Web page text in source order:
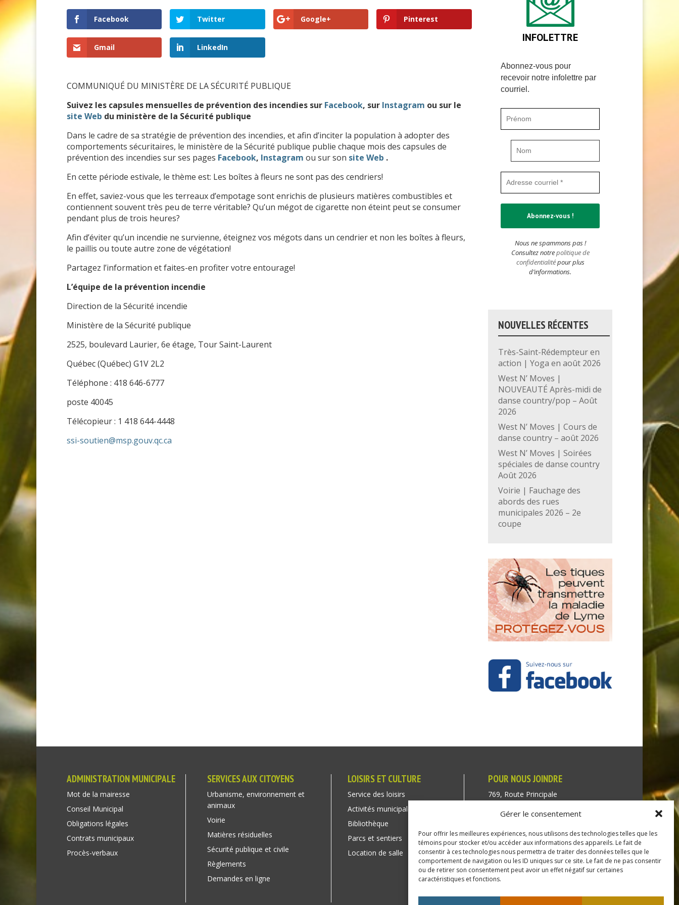
Gérer le consentement
Pour offrir les meilleures expériences, nous utilisons des technologies telles que les
témoins pour stocker et/ou accéder aux informations des appareils. Le fait de
consentir à ces technologies nous permettra de traiter des données telles que le
comportement de navigation ou les ID uniques sur ce site. Le fait de ne pas consentir
ou de retirer son consentement peut avoir un effet négatif sur certaines
caractéristiques et fonctions.
Facebook Twitter Google+ Pinterest
Gmail LinkedIn
COMMUNIQUÉ DU MINISTÈRE DE LA SÉCURITÉ PUBLIQUE
Suivez les capsules mensuelles de prévention des incendies sur Facebook, sur Instagram ou sur le
site Web du ministère de la Sécurité publique
Dans le cadre de sa stratégie de prévention des incendies, et afin d’inciter la population à adopter des
comportements sécuritaires, le ministère de la Sécurité publique publie chaque mois des capsules de
prévention des incendies sur ses pages Facebook, Instagram ou sur son site Web .
En cette période estivale, le thème est: Les boîtes à fleurs ne sont pas des cendriers!
En effet, saviez-vous que les terreaux d’empotage sont enrichis de plusieurs matières combustibles et
contiennent souvent très peu de terre véritable? Qu’un mégot de cigarette non éteint peut se consumer
pendant plus de trois heures?
Afin d’éviter qu’un incendie ne survienne, éteignez vos mégots dans un cendrier et non les boîtes à fleurs,
le paillis ou toute autre zone de végétation!
Partagez l’information et faites-en profiter votre entourage!
L’équipe de la prévention incendie
Direction de la Sécurité incendie
Ministère de la Sécurité publique
2525, boulevard Laurier, 6e étage, Tour Saint-Laurent
Québec (Québec) G1V 2L2
Téléphone : 418 646-6777
poste 40045
Télécopieur : 1 418 644-4448
ssi-soutien@msp.gouv.qc.ca
INFOLETTRE
Abonnez-vous pour
recevoir notre infolettre par
courriel.
Nous ne spammons pas !
Consultez notrepolitique de
confidentialitépour plus
d’informations.
NOUVELLES RÉCENTES
Très-Saint-Rédempteur en
action | Yoga en août 2026
West N’ Moves |
NOUVEAUTÉ Après-midi de
danse country/pop – Août
2026
West N’ Moves | Cours de
danse country – août 2026
West N’ Moves | Soirées
spéciales de danse country
Août 2026
Voirie | Fauchage des
abords des rues
municipales 2026 – 2e
coupe
ADMINISTRATION MUNICIPALE
Mot de la mairesse
Conseil Municipal
Obligations légales
Contrats municipaux
Procès-verbaux
SERVICES AUX CITOYENS
Urbanisme, environnement et
animaux
Voirie
Matières résiduelles
Sécurité publique et civile
Règlements
Demandes en ligne
LOISIRS ET CULTURE
Service des loisirs
Activités municipales
Bibliothèque
Parcs et sentiers
Location de salle
POUR NOUS JOINDRE
769, Route Principale
Québec J0P 1P1
Téléphone : (450) 451-5203
Direction générale :
dir@tressaintredempteur.ca
Administration générale :
recep@tressaintredempteur.ca